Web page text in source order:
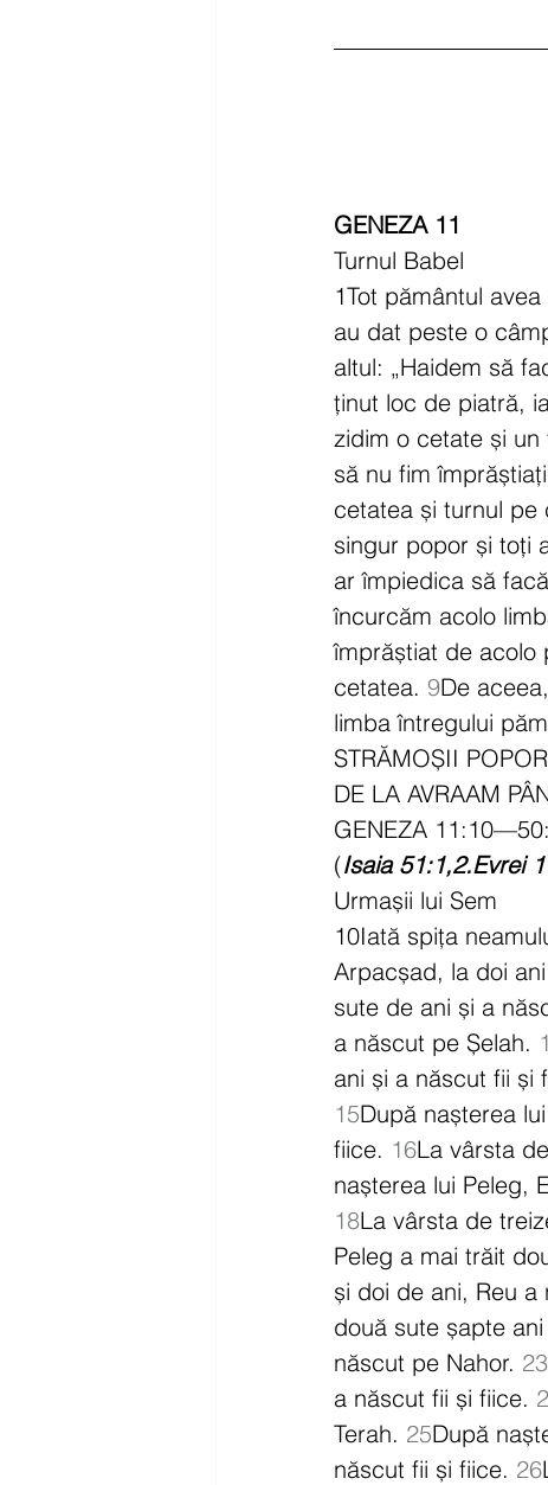
GENEZA 11
Turnul Babel
1Tot pământul
au dat peste o
altul: „Haidem să
ținut loc de piatră,
zidim o cetate și
să nu fim
cetatea și turnul pe
singur popor și toți
ar împiedica să
încurcăm acolo
împrăștiat de acolo
cetatea. 9De
limba întregului
STRĂMOȘII
DE LA AVRAAM
GENEZA
(Isaia 51:1,2.Evrei
Urmașii lui Sem
10Iată spița
Arpacșad, la doi
sute de ani și a
a născut pe Șelah.
ani și a născut fii și
15După nașterea
fiice. 16La vârsta
nașterea lui Peleg,
18La vârsta de
Peleg a mai trăit
și doi de ani, Reu a
două sute șapte
născut pe Nahor. 23
a născut fii și fiice.
Terah. 25După
născut fii și fiice. 26